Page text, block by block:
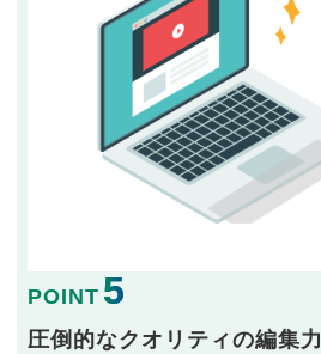
POINT 5
圧倒的なクオリティの編集力